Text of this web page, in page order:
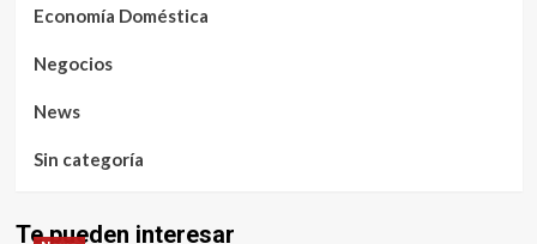
Economía Doméstica
Negocios
News
Sin categoría
Te pueden interesar